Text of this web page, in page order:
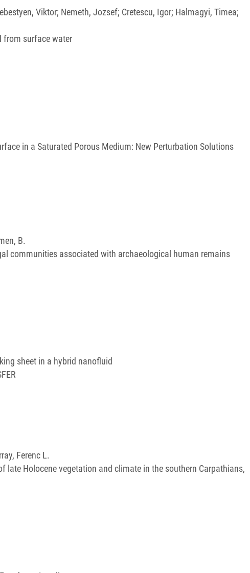
Viktor; Nemeth, Jozsef; Cretescu, Igor; Halmagyi, Timea;
from surface water
in a Saturated Porous Medium: New Perturbation Solutions
B.
communities associated with archaeological human remains
sheet in a hybrid nanofluid
Ferenc L.
late Holocene vegetation and climate in the southern Carpathians,